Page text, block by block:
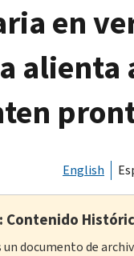
en
alienta
English
Contenido
un documento de